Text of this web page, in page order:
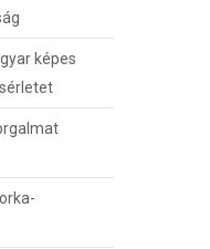
képes